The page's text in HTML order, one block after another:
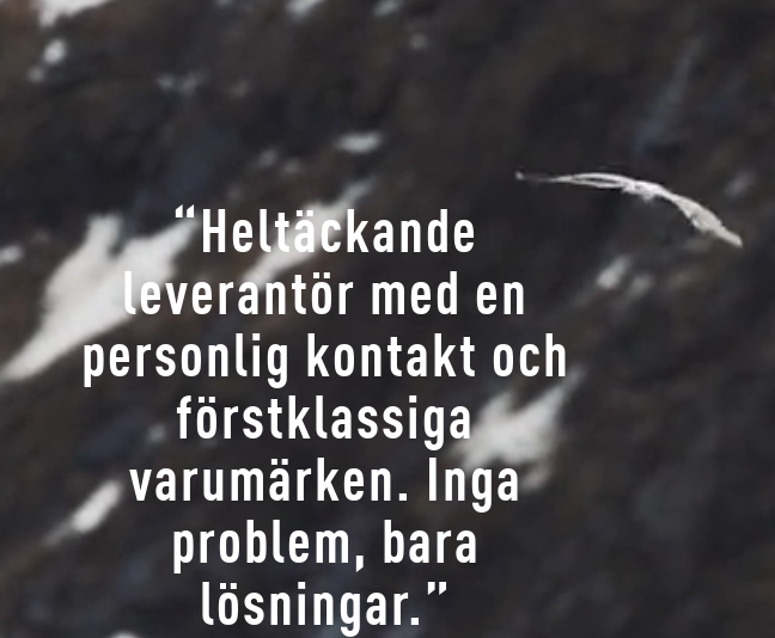
“Heltäckande
leverantör med en
personlig kontakt och
förstklassiga
varumärken. Inga
problem, bara
lösningar.”